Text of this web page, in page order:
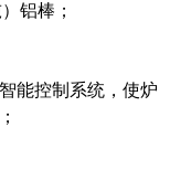
铝棒；
能控制系统，使炉